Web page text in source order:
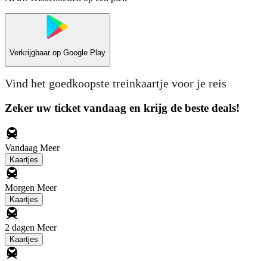
Verkrijgbaar op Google Play
Vind het goedkoopste treinkaartje voor je reis
Zeker uw ticket vandaag en krijg de beste deals!
Vandaag Meer
Kaartjes
Morgen Meer
Kaartjes
2 dagen Meer
Kaartjes